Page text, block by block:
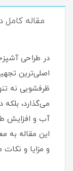
مقاله کامل
در طراحی
اصلی‌ترین
ظرفشویی نه
می‌گذارد،
آب و افزایش
این مقاله به
و مزایا و